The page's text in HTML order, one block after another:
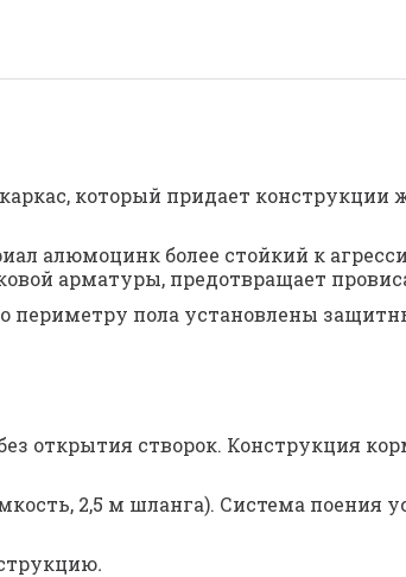
который придает конструкции
алюмоцинк более стойкий к
арматуры, предотвращает
периметру пола установлены
открытия створок. Конструкция
2,5 м шланга). Система поения
.